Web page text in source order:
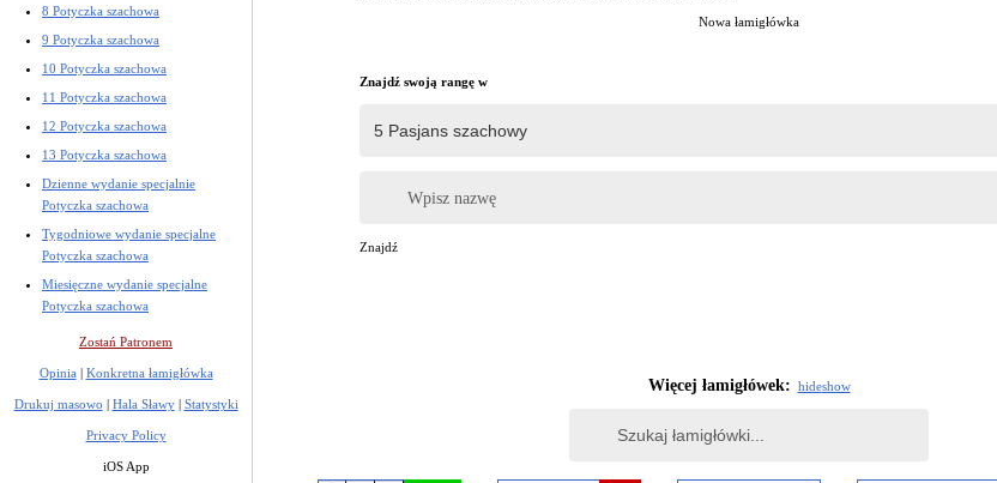
8 Potyczka szachowa
9 Potyczka szachowa
10 Potyczka szachowa
11 Potyczka szachowa
12 Potyczka szachowa
13 Potyczka szachowa
Dzienne wydanie specjalnie
Potyczka szachowa
Tygodniowe wydanie specjalne
Potyczka szachowa
Miesięczne wydanie specjalne
Potyczka szachowa
Zostań Patronem
Opinia | Konkretna łamigłówka
Drukuj masowo | Hala Sławy| Statystyki
Privacy Policy
iOS App
Nowa łamigłówka
Znajdź swoją rangę w
Wpisz nazwę
Znajdź
Więcej łamigłówek: hideshow